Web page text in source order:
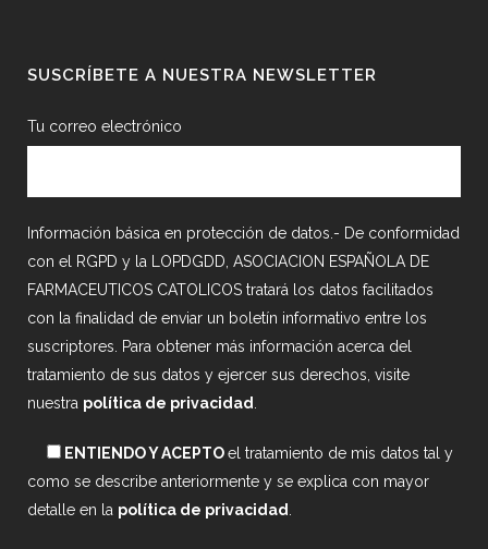
SUSCRÍBETE A NUESTRA NEWSLETTER
Tu correo electrónico
Información básica en protección de datos.- De conformidad
con el RGPD y la LOPDGDD, ASOCIACION ESPAÑOLA DE
FARMACEUTICOS CATOLICOS tratará los datos facilitados
con la finalidad de enviar un boletín informativo entre los
suscriptores. Para obtener más información acerca del
tratamiento de sus datos y ejercer sus derechos, visite
nuestra política de privacidad
ENTIENDO Y ACEPTOel tratamiento de mis datos tal y
como se describe anteriormente y se explica con mayor
detalle en la política de privacidad